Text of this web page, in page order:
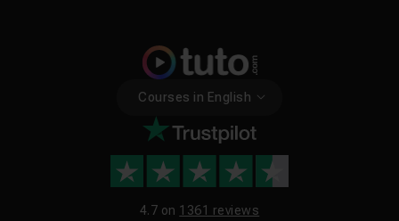
Courses in English
4.7 on 1361 reviews